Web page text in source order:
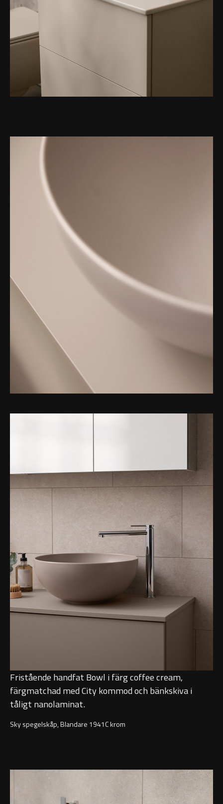
Fristående handfat Bowl i färg coffee cream,
färgmatchad med City kommod och bänkskiva i
tåligt nanolaminat.
Sky spegelskåp, Blandare 1941C krom